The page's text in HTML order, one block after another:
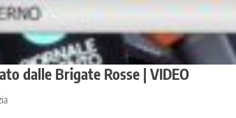
dalle Brigate Rosse | VIDEO